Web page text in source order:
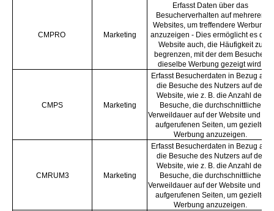
CMPRO Marketing
Erfasst Daten über das
Besucherverhalten auf mehreren
Websites, um treffendere Werbung
anzuzeigen - Dies ermöglicht es der
Website auch, die Häufigkeit zu
begrenzen, mit der dem Besucher
dieselbe Werbung gezeigt wird.
CMPS Marketing
Erfasst Besucherdaten in Bezug auf
die Besuche des Nutzers auf der
Website, wie z. B. die Anzahl der
Besuche, die durchschnittliche
Verweildauer auf der Website und die
aufgerufenen Seiten, um gezielte
Werbung anzuzeigen.
CMRUM3 Marketing
Erfasst Besucherdaten in Bezug auf
die Besuche des Nutzers auf der
Website, wie z. B. die Anzahl der
Besuche, die durchschnittliche
Verweildauer auf der Website und die
aufgerufenen Seiten, um gezielte
Werbung anzuzeigen.